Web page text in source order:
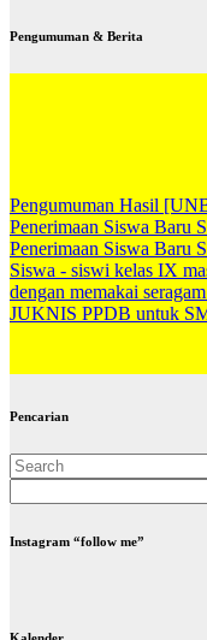
Pengumuman & Berita
Pengumuman Hasil
Penerimaan Siswa Baru
Penerimaan Siswa Baru
Siswa - siswi kelas IX
dengan memakai
JUKNIS PPDB untuk
Pencarian
Instagram “follow me”